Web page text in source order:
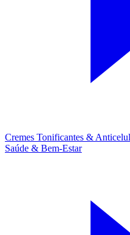
Cremes Tonificantes &
Saúde & Bem-Estar